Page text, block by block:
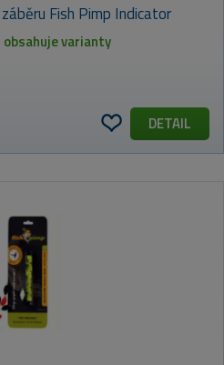
Fish Pimp Indicator
varianty
DETAIL